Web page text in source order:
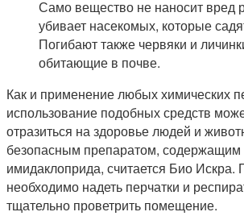
Само вещество не наносит вред
убивает насекомых, которые
Погибают также червяки и
обитающие в почве.
Как и применение любых химических
использование подобных средств
отразиться на здоровье людей и
безопасным препаратом,
имидаклоприда, считается Био Искра.
необходимо надеть перчатки и
тщательно проветрить помещение.